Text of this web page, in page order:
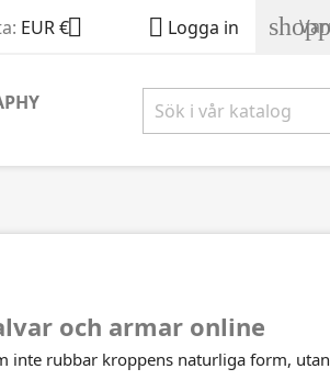
EUR €  Logga in
och armar online
inte rubbar kroppens naturliga form, utan